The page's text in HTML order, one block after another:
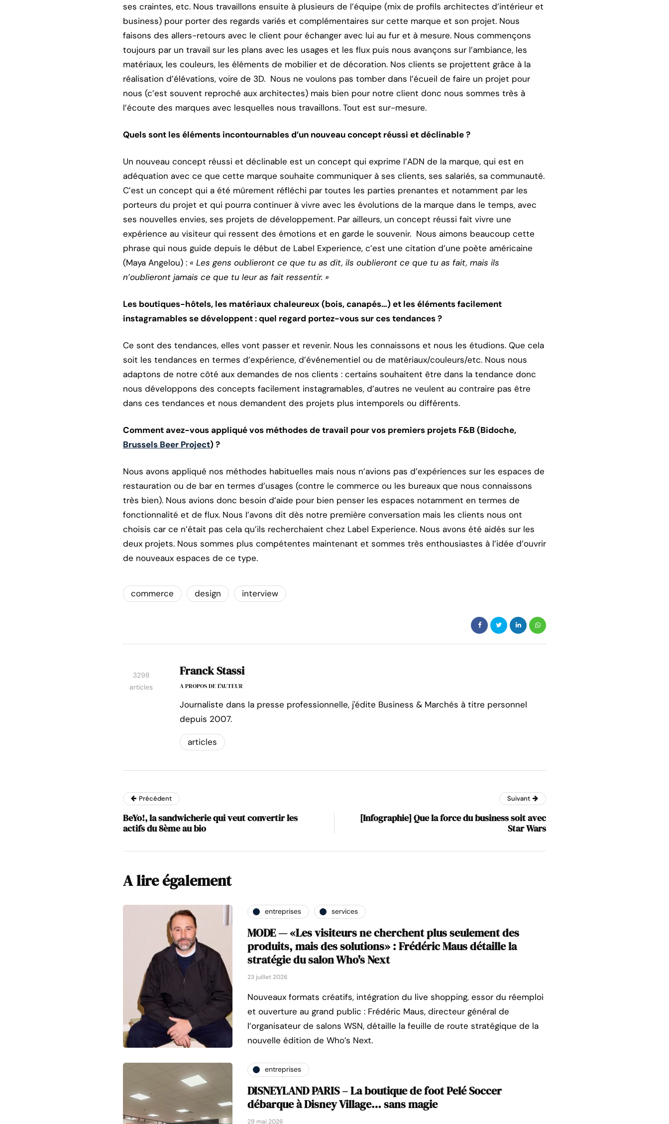
ses craintes, etc. Nous travaillons ensuite à plusieurs de l’équipe (mix de profils architectes d’intérieur et
business) pour porter des regards variés et complémentaires sur cette marque et son projet. Nous
faisons des allers-retours avec le client pour échanger avec lui au fur et à mesure. Nous commençons
toujours par un travail sur les plans avec les usages et les flux puis nous avançons sur l’ambiance, les
matériaux, les couleurs, les éléments de mobilier et de décoration. Nos clients se projettent grâce à la
réalisation d’élévations, voire de 3D. Nous ne voulons pas tomber dans l’écueil de faire un projet pour
nous (c’est souvent reproché aux architectes) mais bien pour notre client donc nous sommes très à
l’écoute des marques avec lesquelles nous travaillons. Tout est sur-mesure.
Quels sont les éléments incontournables d’un nouveau concept réussi et déclinable ?
Un nouveau concept réussi et déclinable est un concept qui exprime l’ADN de la marque, qui est en
adéquation avec ce que cette marque souhaite communiquer à ses clients, ses salariés, sa communauté.
C’est un concept qui a été mûrement réfléchi par toutes les parties prenantes et notamment par les
porteurs du projet et qui pourra continuer à vivre avec les évolutions de la marque dans le temps, avec
ses nouvelles envies, ses projets de développement. Par ailleurs, un concept réussi fait vivre une
expérience au visiteur qui ressent des émotions et en garde le souvenir. Nous aimons beaucoup cette
phrase qui nous guide depuis le début de Label Experience, c’est une citation d’une poète américaine
(Maya Angelou) : « Les gens oublieront ce que tu as dit, ils oublieront ce que tu as fait, mais ils
n’oublieront jamais ce que tu leur as fait ressentir. »
Les boutiques-hôtels, les matériaux chaleureux (bois, canapés…) et les éléments facilement
instagramables se développent : quel regard portez-vous sur ces tendances ?
Ce sont des tendances, elles vont passer et revenir. Nous les connaissons et nous les étudions. Que cela
soit les tendances en termes d’expérience, d’événementiel ou de matériaux/couleurs/etc. Nous nous
adaptons de notre côté aux demandes de nos clients : certains souhaitent être dans la tendance donc
nous développons des concepts facilement instagramables, d’autres ne veulent au contraire pas être
dans ces tendances et nous demandent des projets plus intemporels ou différents.
Comment avez-vous appliqué vos méthodes de travail pour vos premiers projets F&B (Bidoche,
Brussels Beer Project) ?
Nous avons appliqué nos méthodes habituelles mais nous n’avions pas d’expériences sur les espaces de
restauration ou de bar en termes d’usages (contre le commerce ou les bureaux que nous connaissons
très bien). Nous avions donc besoin d’aide pour bien penser les espaces notamment en termes de
fonctionnalité et de flux. Nous l’avons dit dès notre première conversation mais les clients nous ont
choisis car ce n’était pas cela qu’ils recherchaient chez Label Experience. Nous avons été aidés sur les
deux projets. Nous sommes plus compétentes maintenant et sommes très enthousiastes à l’idée d’ouvrir
de nouveaux espaces de ce type.
commerce design interview
3298
articles
Franck Stassi
A PROPOS DE L'AUTEUR
Journaliste dans la presse professionnelle, j'édite Business & Marchés à titre personnel
depuis 2007.
articles
Précédent
BeYo!, la sandwicherie qui veut convertir les
actifs du 8ème au bio
Suivant
[Infographie] Que la force du business soit avec
Star Wars
A lire également
entreprises services
MODE — «Les visiteurs ne cherchent plus seulement des
produits, mais des solutions» : Frédéric Maus détaille la
stratégie du salon Who's Next
23 juillet 2026
Nouveaux formats créatifs, intégration du live shopping, essor du réemploi
et ouverture au grand public : Frédéric Maus, directeur général de
l’organisateur de salons WSN, détaille la feuille de route stratégique de la
nouvelle édition de Who’s Next.
entreprises
DISNEYLAND PARIS – La boutique de foot Pelé Soccer
débarque à Disney Village… sans magie
29 mai 2026